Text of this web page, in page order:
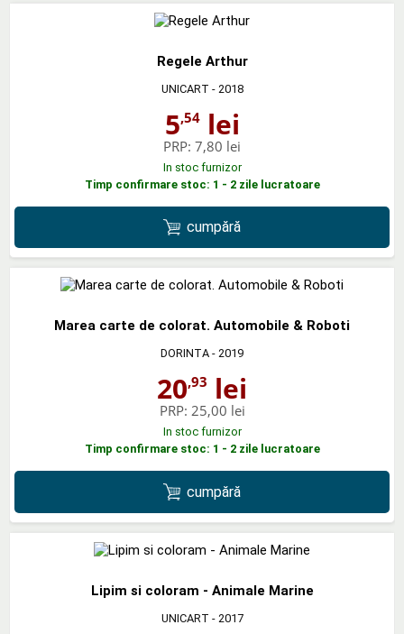
Regele Arthur
UNICART - 2018
5,54lei
PRP: 7,80 lei
In stoc furnizor
Timp confirmare stoc: 1 - 2 zile lucratoare
cumpără
Marea carte de colorat. Automobile & Roboti
DORINTA - 2019
20,93 lei
PRP: 25,00 lei
In stoc furnizor
Timp confirmare stoc: 1 - 2 zile lucratoare
cumpără
Lipim si coloram - Animale Marine
UNICART - 2017